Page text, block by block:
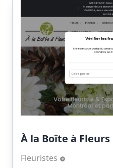
À la Boîte à Fleurs
Fleuristes